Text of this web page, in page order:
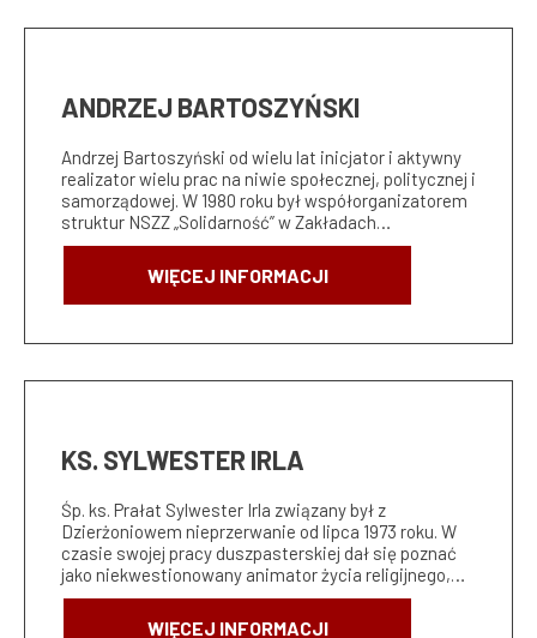
ANDRZEJ BARTOSZYŃSKI
Andrzej Bartoszyński od wielu lat inicjator i aktywny
realizator wielu prac na niwie społecznej, politycznej i
samorządowej. W 1980 roku był współorganizatorem
struktur NSZZ „Solidarność” w Zakładach…
WIĘCEJ INFORMACJI
KS. SYLWESTER IRLA
Śp. ks. Prałat Sylwester Irla związany był z
Dzierżoniowem nieprzerwanie od lipca 1973 roku. W
czasie swojej pracy duszpasterskiej dał się poznać
jako niekwestionowany animator życia religijnego,…
WIĘCEJ INFORMACJI